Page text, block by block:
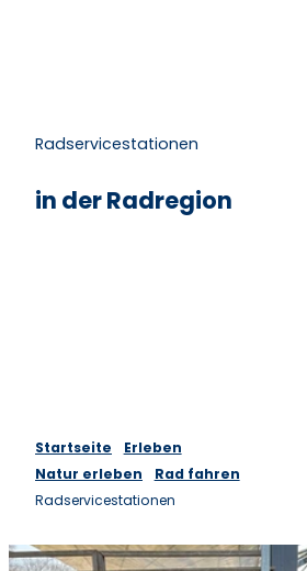
Radservicestationen
in der Radregion
Startseite
Erleben
Natur erleben
Rad fahren
Radservicestationen
D